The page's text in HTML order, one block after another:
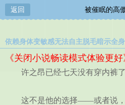
返回 被催眠的高
依赖身体变敏感无法自主脱毛暗示全
《关闭小说畅读模式体验更好
许之昂已经七天没有穿内裤了
这不是他的选择——或者说，